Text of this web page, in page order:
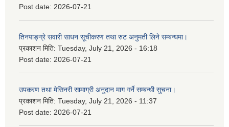
Post date: 2026-07-21
तिनपाङ्ग्रे सवारी साधन सूचीकरण तथा रुट अनुमती लिने सम्बन्धमा।
प्रकाशन मिति: Tuesday, July 21, 2026 - 16:18
Post date: 2026-07-21
उपकरण तथा मेसिनरी सामाग्री अनुदान माग गर्ने सम्बन्धी सुचना।
प्रकाशन मिति: Tuesday, July 21, 2026 - 11:37
Post date: 2026-07-21